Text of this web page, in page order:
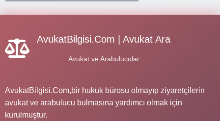
AvukatBilgisi.Com | Avukat Ara
Avukat ve Arabulucular
AvukatBilgisi.Com,bir hukuk bürosu olmayıp ziyaretçilerin
avukat ve arabulucu bulmasına yardımcı olmak için
kurulmuştur.